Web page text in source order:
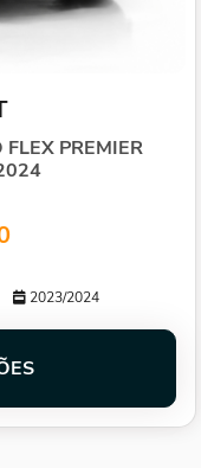
PREMIER
2023/2024